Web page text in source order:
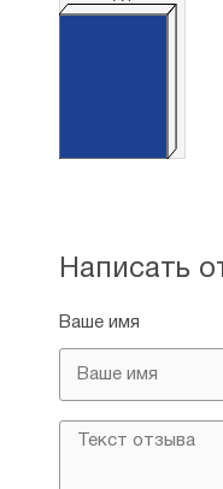
Страна
Написать
Ваше имя